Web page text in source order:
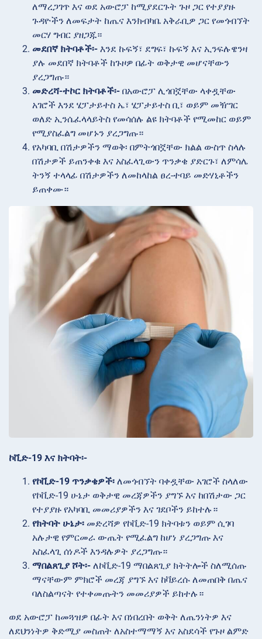
ለማረጋገጥ እና ወደ አውሮፓ ከሚያደርጉት ጉዞ ጋር የተያያዙ
ጉዳዮችን ለመፍታት ከጤና እንክብካቤ አቅራቢዎ ጋር የመጎብኘት
መርሃ ግብር ያዘጋጁ።
መደበኛ ክትባቶች፡- እንደ ኩፍኝ፣ ደግፍ፣ ኩፍኝ እና ኢንፍሉዌንዛ
ያሉ መደበኛ ክትባቶች ከጉዞዎ በፊት ወቅታዊ መሆናቸውን
ያረጋግጡ።
መድረሻ-ተኮር ክትባቶች፡- በአውሮፓ ሊጎበኟቸው ላቀዷቸው
አገሮች እንደ ሄፓታይተስ ኤ፣ ሄፓታይተስ ቢ፣ ወይም መዥገር
ወለድ ኢንሴፈላላይትስ የመሳሰሉ ልዩ ክትባቶች የሚመከር ወይም
የሚያስፈልግ መሆኑን ያረጋግጡ።
የአካባቢ በሽታዎችን ማወቅ፡ በምትጎበኟቸው ክልል ውስጥ ስላሉ
በሽታዎች ይጠንቀቁ እና አስፈላጊውን ጥንቃቄ ያድርጉ፣ ለምሳሌ
ትንኝ ተላላፊ በሽታዎችን ለመከላከል ፀረ-ተባይ መድሃኒቶችን
ይጠቀሙ።
ኮቪድ-19 እና ክትባት፡-
የኮቪድ-19 ጥንቃቄዎች፡ ለመጎብኘት ባቀዷቸው አገሮች ስላለው
የኮቪድ-19 ሁኔታ ወቅታዊ መረጃዎችን ያግኙ እና ከበሽታው ጋር
የተያያዙ የአካባቢ መመሪያዎችን እና ገደቦችን ይከተሉ።
የክትባት ሁኔታ፡ መድረሻዎ የኮቪድ-19 ክትባቱን ወይም ሲገባ
አሉታዊ የምርመራ ውጤት የሚፈልግ ከሆነ ያረጋግጡ እና
አስፈላጊ ሰነዶች እንዳሉዎት ያረጋግጡ።
ማበልጸጊያ ሾት፡- ለኮቪድ-19 ማበልጸጊያ ክትትሎች ስለሚሰጡ
ማናቸውም ምክሮች መረጃ ያግኙ እና ከቫይረሱ ለመጠበቅ በጤና
ባለስልጣናት የተቀመጡትን መመሪያዎች ይከተሉ።
ወደ አውሮፓ ከመጓዝዎ በፊት እና በነበረበት ወቅት ለጤንነትዎ እና
ለደህንነትዎ ቅድሚያ መስጠት ለአስተማማኝ እና አስደሳች የጉዞ ልምድ